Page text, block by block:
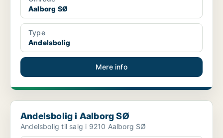
Aalborg SØ
Type
Andelsbolig
Mere info
Andelsbolig i Aalborg SØ
Andelsbolig i Aalborg SØ
Andelsbolig til salg i 9210 Aalborg SØ